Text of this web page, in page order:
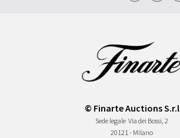
© Finarte Auctions S.r.l
Sede legale Via dei Bossi, 2
20121 - Milano